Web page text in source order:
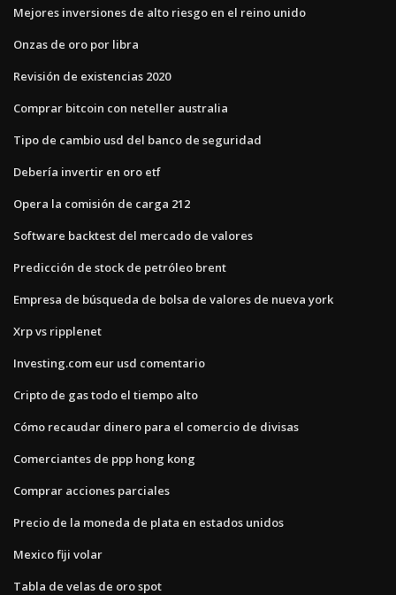
Mejores inversiones de alto riesgo en el reino unido
Onzas de oro por libra
Revisión de existencias 2020
Comprar bitcoin con neteller australia
Tipo de cambio usd del banco de seguridad
Debería invertir en oro etf
Opera la comisión de carga 212
Software backtest del mercado de valores
Predicción de stock de petróleo brent
Empresa de búsqueda de bolsa de valores de nueva york
Xrp vs ripplenet
Investing.com eur usd comentario
Cripto de gas todo el tiempo alto
Cómo recaudar dinero para el comercio de divisas
Comerciantes de ppp hong kong
Comprar acciones parciales
Precio de la moneda de plata en estados unidos
Mexico fiji volar
Tabla de velas de oro spot